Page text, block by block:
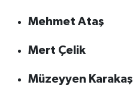
Mehmet Ataş
Mert Çelik
Müzeyyen Karakaş